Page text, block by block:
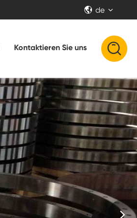
 de
Kontaktieren Sie uns 